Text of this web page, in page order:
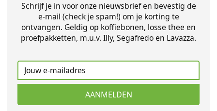
Schrijf je in voor onze nieuwsbrief en bevestig de
e-mail (check je spam!) om je korting te
ontvangen. Geldig op koffiebonen, losse thee en
proefpakketten, m.u.v. Illy, Segafredo en Lavazza.
AANMELDEN